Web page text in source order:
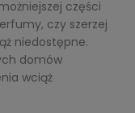
części
czy szerzej
niedostępne.
domów
wciąż